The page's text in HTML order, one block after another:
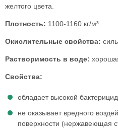
желтого цвета.
Плотность: 1100-1160 кг/м³.
Окислительные свойства:
Растворимость в воде:
Свойства:
обладает высокой
не оказывает вредного
поверхности (нержавеющая